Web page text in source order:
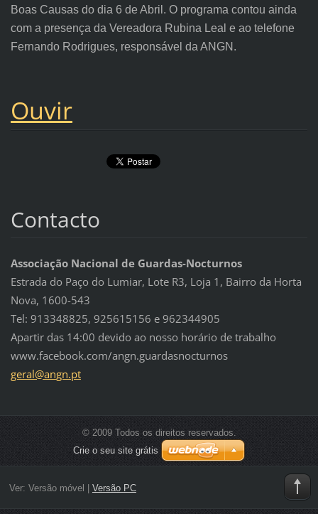
Boas Causas do dia 6 de Abril. O programa contou ainda
com a presença da Vereadora Rubina Leal e ao telefone
Fernando Rodrigues, responsável da ANGN.
Ouvir
Contacto
Associação Nacional de Guardas-Nocturnos
Estrada do Paço do Lumiar, Lote R3, Loja 1, Bairro da Horta
Nova, 1600-543
Tel: 913348825, 925615156 e 962344905
Apartir das 14:00 devido ao nosso horário de trabalho
www.facebook.com/angn.guardasnocturnos
geral@angn.pt
© 2009 Todos os direitos reservados.
Crie o seu site grátis
Ver: Versão móvel | Versão PC